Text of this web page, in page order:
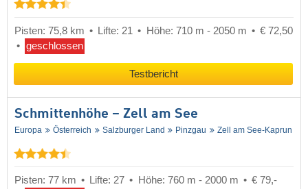
Pisten: 75,8 km Lifte: 21 Höhe: 710 m - 2050 m
€ 72,50
geschlossen
Testbericht
Schmittenhöhe – Zell am See
Europa Österreich Salzburger Land Pinzgau Zell am See-Kaprun
Pisten: 77 km Lifte: 27 Höhe: 760 m - 2000 m
€ 79,-